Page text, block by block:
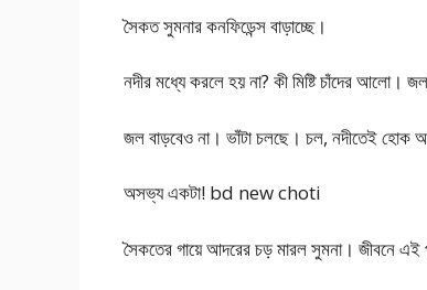
সৈকত সুমনার কনফিডেন্স বাড়াচ্ছে।
নদীর মধ্যে করলে হয় না? কী মিষ্টি চাঁদের আলো।
জল বাড়বেও না। ভাঁটা চলছে। চল, নদীতেই হোক
অসভ্য একটা! bd new choti
সৈকতের গায়ে আদরের চড় মারল সুমনা। জীবনে এই